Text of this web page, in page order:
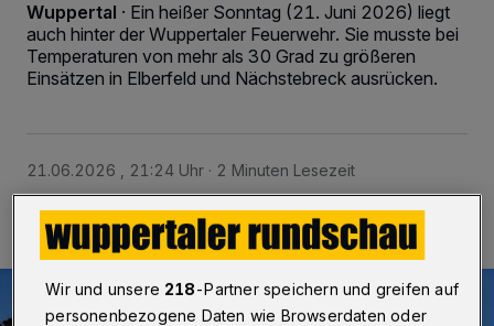
Wuppertal · Ein heißer Sonntag (21. Juni 2026) liegt
auch hinter der Wuppertaler Feuerwehr. Sie musste bei
Temperaturen von mehr als 30 Grad zu größeren
Einsätzen in Elberfeld und Nächstebreck ausrücken.
21.06.2026 , 21:24 Uhr 2 Minuten Lesezeit
Wir und unsere 218-Partner speichern und greifen auf
personenbezogene Daten wie Browserdaten oder